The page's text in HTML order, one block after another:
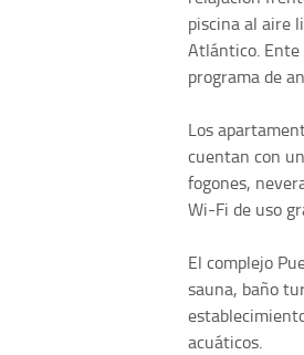
piscina al aire
Atlántico. Ente
programa de
Los
cuentan con
fogones,
Wi-Fi de uso
El complejo
sauna, baño
acuáticos.